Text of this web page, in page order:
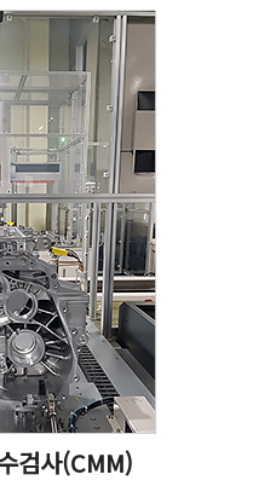
검사(CMM)